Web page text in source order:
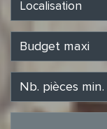
Localisation